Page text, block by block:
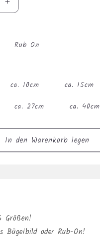
Erhöhe
die
Bügelbild
#0612
Rub On
ca. 10cm
ca. 15cm
ca. 27cm ca. 40cm
In den Warenkorb legen
Bügelbild oder Rub-On!